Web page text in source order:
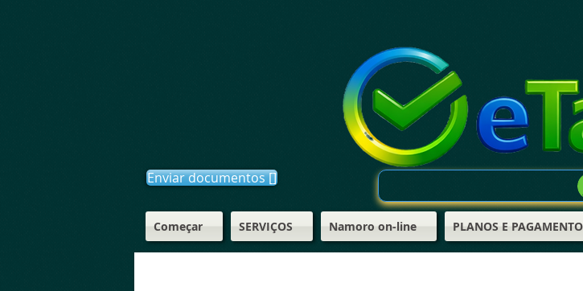
Enviar documentos []
Começar SERVIÇOS Namoro on-line PLANOS E PAGAMENTO